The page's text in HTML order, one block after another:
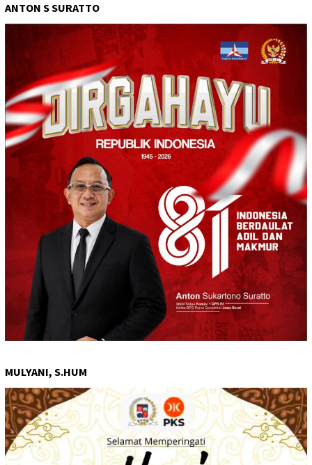
ANTON S SURATTO
MULYANI, S.HUM